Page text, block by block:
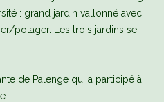
: grand jardin vallonné avec
potager. Les trois jardins se
de Palenge qui a participé à